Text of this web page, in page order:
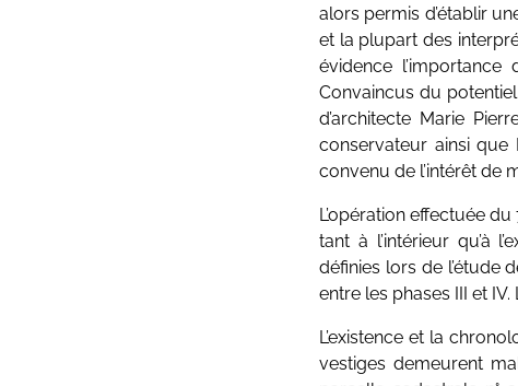
alors permis d’établir
et la plupart des
évidence
Convaincus du
d’architecte Marie
conservateur ainsi que
convenu de l’intérêt de
L’opération effectuée
tant à l’intérieur qu’à
définies lors de l’étude
entre les phases III et IV.
L’existence et la
vestiges demeurent